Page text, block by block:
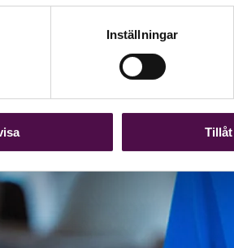
Inställningar